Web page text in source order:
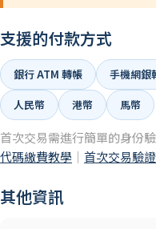
支援的付款方式
銀行 ATM 轉帳 手機網銀
人民幣
港幣 馬幣
首次交易需進行簡單的身份
代碼繳費教學 ｜ 首次交易驗證
其他資訊